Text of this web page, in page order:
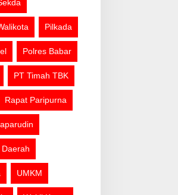
Pilkada
Polres Babar
PT Timah TBK
Rapat Paripurna
UMKM